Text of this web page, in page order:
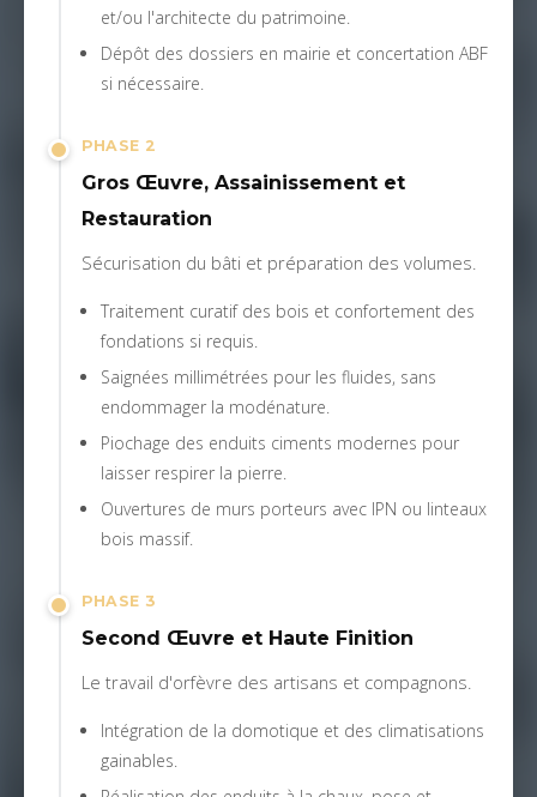
et/ou l'architecte du patrimoine.
Dépôt des dossiers en mairie et concertation ABF
si nécessaire.
PHASE 2
Gros Œuvre, Assainissement et
Restauration
Sécurisation du bâti et préparation des volumes.
Traitement curatif des bois et confortement des
fondations si requis.
Saignées millimétrées pour les fluides, sans
endommager la modénature.
Piochage des enduits ciments modernes pour
laisser respirer la pierre.
Ouvertures de murs porteurs avec IPN ou linteaux
bois massif.
PHASE 3
Second Œuvre et Haute Finition
Le travail d'orfèvre des artisans et compagnons.
Intégration de la domotique et des climatisations
gainables.